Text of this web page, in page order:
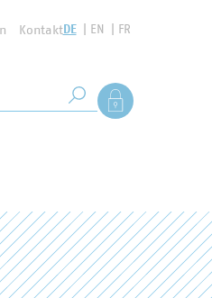
KontaktDE EN FR
Suche starten
Als Mitglied